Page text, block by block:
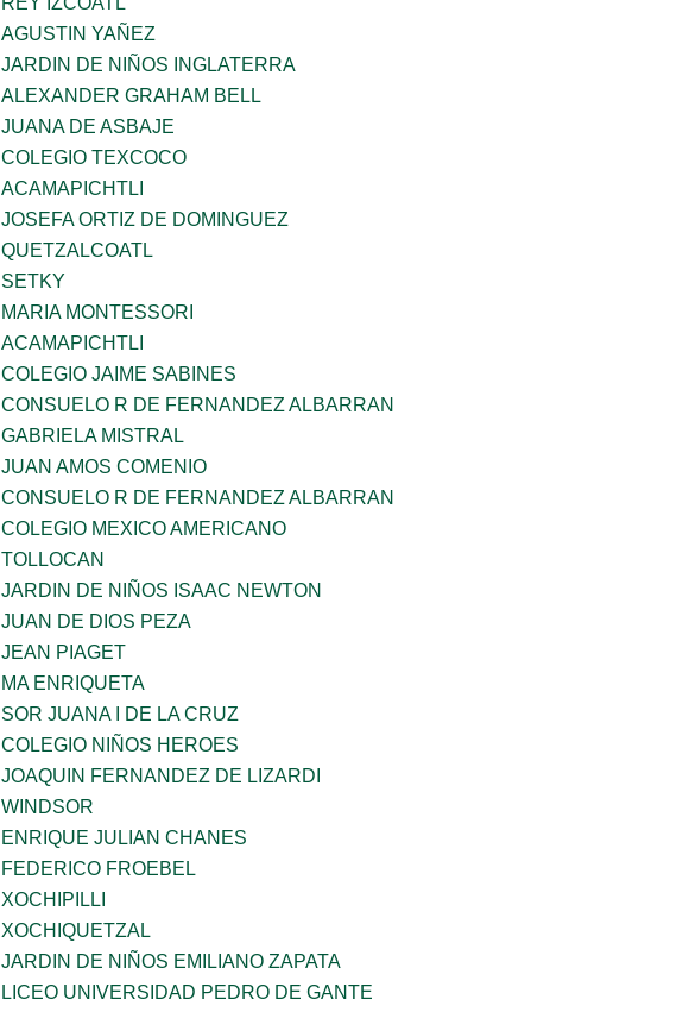
AGUSTIN YAÑEZ
JARDIN DE NIÑOS INGLATERRA
ALEXANDER GRAHAM BELL
JUANA DE ASBAJE
COLEGIO TEXCOCO
ACAMAPICHTLI
JOSEFA ORTIZ DE DOMINGUEZ
QUETZALCOATL
SETKY
MARIA MONTESSORI
ACAMAPICHTLI
COLEGIO JAIME SABINES
CONSUELO R DE FERNANDEZ ALBARRAN
GABRIELA MISTRAL
JUAN AMOS COMENIO
CONSUELO R DE FERNANDEZ ALBARRAN
COLEGIO MEXICO AMERICANO
TOLLOCAN
JARDIN DE NIÑOS ISAAC NEWTON
JUAN DE DIOS PEZA
JEAN PIAGET
MA ENRIQUETA
SOR JUANA I DE LA CRUZ
COLEGIO NIÑOS HEROES
JOAQUIN FERNANDEZ DE LIZARDI
WINDSOR
ENRIQUE JULIAN CHANES
FEDERICO FROEBEL
XOCHIPILLI
XOCHIQUETZAL
JARDIN DE NIÑOS EMILIANO ZAPATA
LICEO UNIVERSIDAD PEDRO DE GANTE